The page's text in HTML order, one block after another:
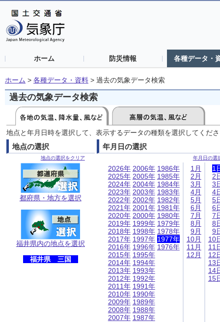
ホーム 防災情報 各種データ・
ホーム > 各種データ・資料 > 過去の気象データ検索
過去の気象データ検索
地点と年月日時を選択して、表示するデータの種類を選択してくだ
地点の選択
地点の選択をクリア
都府県・地方を選択
福井県内の地点を選択
福井県 三国
年月日の選択
年月日の選
2026年
2025年
2024年
2023年
2022年
2021年
2020年
2019年
2018年
2017年
2016年
2015年
2014年
2013年
2012年
2011年
2010年
2009年
2008年
2007年
2006年
2005年
2004年
2003年
2002年
2001年
2000年
1999年
1998年
1997年
1996年
1995年
1994年
1993年
1992年
1991年
1990年
1989年
1988年
1987年
1986年
1985年
1984年
1983年
1982年
1981年
1980年
1979年
1978年
1977年
1976年
1月
2月
3月
4月
5月
6月
7月
8月
9月
10月
11月
12月
1
2
3
4
5
6
7
8
9
10
11
12
13
14
15